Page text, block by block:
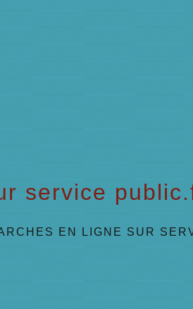
service
EN LIGNE SUR